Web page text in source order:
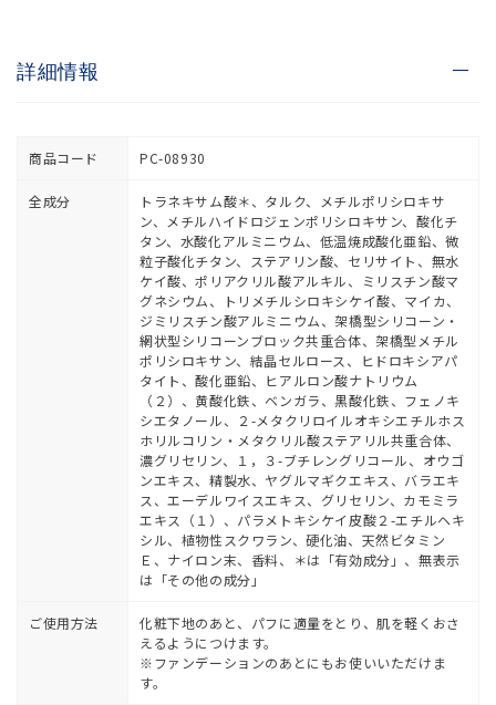
詳細情報
商品コード PC-08930
全成分
トラネキサム酸＊、タルク、メチルポリシロキサ
ン、メチルハイドロジェンポリシロキサン、酸化チ
タン、水酸化アルミニウム、低温焼成酸化亜鉛、微
粒子酸化チタン、ステアリン酸、セリサイト、無水
ケイ酸、ポリアクリル酸アルキル、ミリスチン酸マ
グネシウム、トリメチルシロキシケイ酸、マイカ、
ジミリスチン酸アルミニウム、架橋型シリコーン・
網状型シリコーンブロック共重合体、架橋型メチル
ポリシロキサン、結晶セルロース、ヒドロキシアパ
タイト、酸化亜鉛、ヒアルロン酸ナトリウム
（２）、黄酸化鉄、ベンガラ、黒酸化鉄、フェノキ
シエタノール、２-メタクリロイルオキシエチルホス
ホリルコリン・メタクリル酸ステアリル共重合体、
濃グリセリン、１，３-ブチレングリコール、オウゴ
ンエキス、精製水、ヤグルマギクエキス、バラエキ
ス、エーデルワイスエキス、グリセリン、カモミラ
エキス（１）、パラメトキシケイ皮酸２-エチルヘキ
シル、植物性スクワラン、硬化油、天然ビタミン
Ｅ、ナイロン末、香料、＊は「有効成分」、無表示
は「その他の成分」
ご使用方法
化粧下地のあと、パフに適量をとり、肌を軽くおさ
えるようにつけます。
※ファンデーションのあとにもお使いいただけま
す。